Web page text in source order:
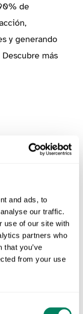
and ads, to
our traffic.
use of our site with
partners who
that you’ve
from your use
de
y generando
más